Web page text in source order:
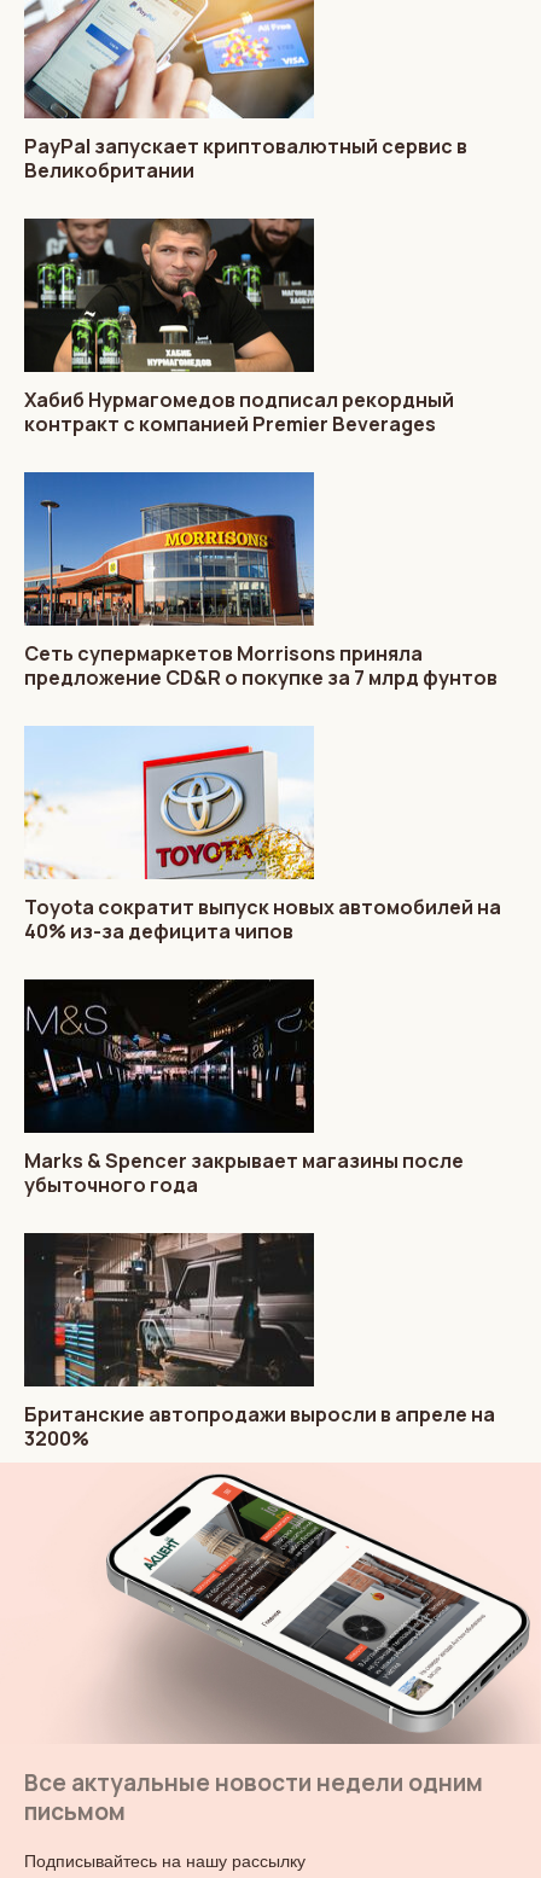
PayPal запускает криптовалютный сервис в
Великобритании
Хабиб Нурмагомедов подписал рекордный
контракт с компанией Premier Beverages
Сеть супермаркетов Morrisons приняла
предложение CD&R о покупке за 7 млрд фунтов
Toyota сократит выпуск новых автомобилей на
40% из-за дефицита чипов
Marks & Spencer закрывает магазины после
убыточного года
Британские автопродажи выросли в апреле на
3200%
Все актуальные новости недели одним
письмом
Подписывайтесь на нашу рассылку